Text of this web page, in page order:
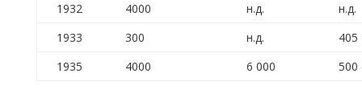
1932
4000 н.д.
н.д.
1933
300 н.д.
405
1935
4000 6 000 500